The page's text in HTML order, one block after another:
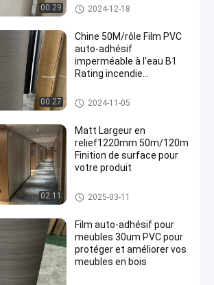
00:29 Film auto-adhésif de PVC
2024-12-18
00:27
Chine 50M/rôle Film PVC
auto-adhésif
imperméable à l'eau B1
Rating incendie
Film auto-adhésif de PVC
2024-11-05
02:11
Matt Largeur en
relief1220mm 50m/120m
Finition de surface pour
votre produit
Film auto-adhésif de PVC
2025-03-11
Film auto-adhésif pour
meubles 30um PVC pour
protéger et améliorer vos
meubles en bois